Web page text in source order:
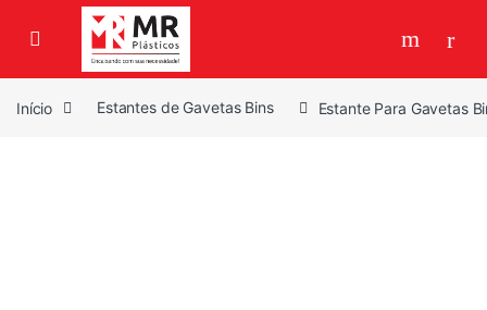
Skip to navigation
Skip to content
Início Estantes de Gavetas Bins Estante Para Gavetas